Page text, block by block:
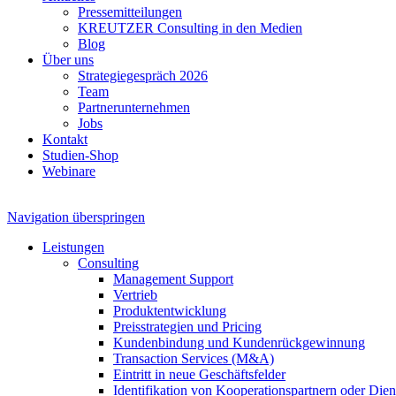
Pressemitteilungen
KREUTZER Consulting in den Medien
Blog
Über uns
Strategiegespräch 2026
Team
Partnerunternehmen
Jobs
Kontakt
Studien-Shop
Webinare
Navigation überspringen
Leistungen
Consulting
Management Support
Vertrieb
Produktentwicklung
Preisstrategien und Pricing
Kundenbindung und Kundenrückgewinnung
Transaction Services (M&A)
Eintritt in neue Geschäftsfelder
Identifikation von Kooperationspartnern oder